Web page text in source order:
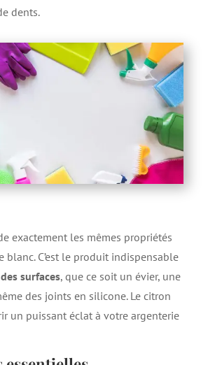
dents.
exactement les mêmes propriétés
blanc. C’est le produit indispensable
surfaces, que ce soit un évier, une
des joints en silicone. Le citron
un puissant éclat à votre argenterie